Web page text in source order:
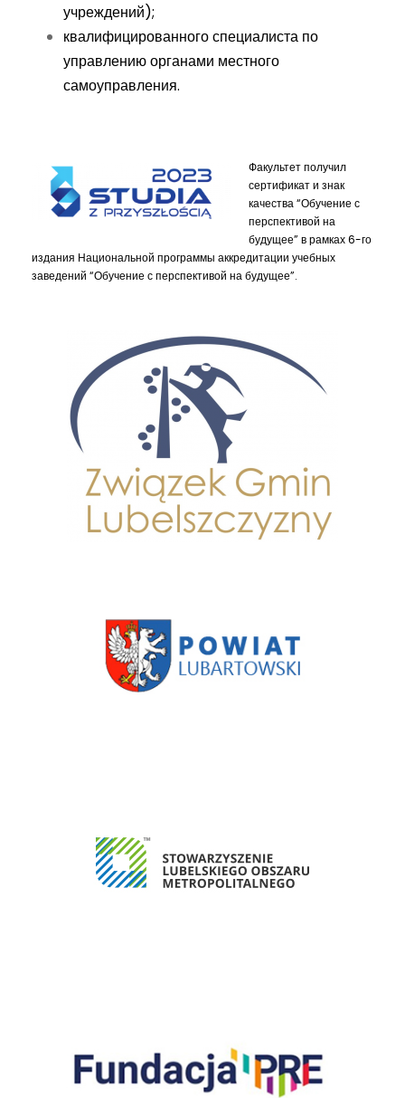
учреждений);
квалифицированного специалиста по
управлению органами местного
самоуправления.
Факультет получил
сертификат и знак
качества “Обучение с
перспективой на
будущее” в рамках 6-го
издания Национальной программы аккредитации учебных
заведений “Обучение с перспективой на будущее”.